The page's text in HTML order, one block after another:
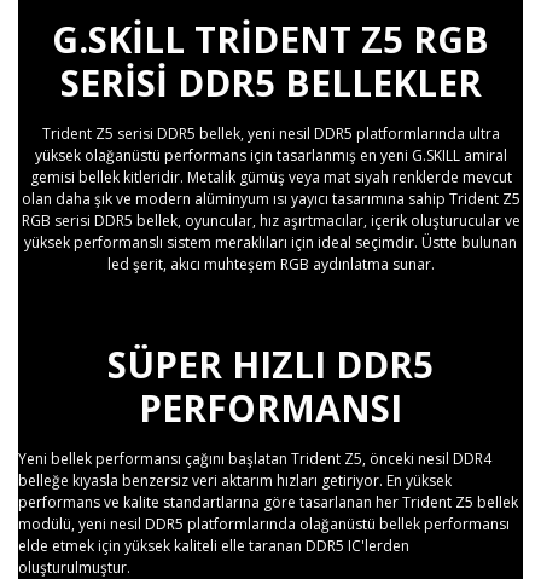
G.SKILL TRIDENT Z5 RGB
SERISI DDR5 BELLEKLER
Trident Z5 serisi DDR5 bellek, yeni nesil DDR5 platformlarında ultra
yüksek olağanüstü performans için tasarlanmış en yeni G.SKILL amiral
gemisi bellek kitleridir. Metalik gümüş veya mat siyah renklerde mevcut
olan daha şık ve modern alüminyum ısı yayıcı tasarımına sahip Trident Z5
RGB serisi DDR5 bellek, oyuncular, hız aşırtmacılar, içerik oluşturucular ve
yüksek performanslı sistem meraklıları için ideal seçimdir. Üstte bulunan
led şerit, akıcı muhteşem RGB aydınlatma sunar.
SÜPER HIZLI DDR5
PERFORMANSI
Yeni bellek performansı çağını başlatan Trident Z5, önceki nesil DDR4
belleğe kıyasla benzersiz veri aktarım hızları getiriyor. En yüksek
performans ve kalite standartlarına göre tasarlanan her Trident Z5 bellek
modülü, yeni nesil DDR5 platformlarında olağanüstü bellek performansı
elde etmek için yüksek kaliteli elle taranan DDR5 IC'lerden
oluşturulmuştur.